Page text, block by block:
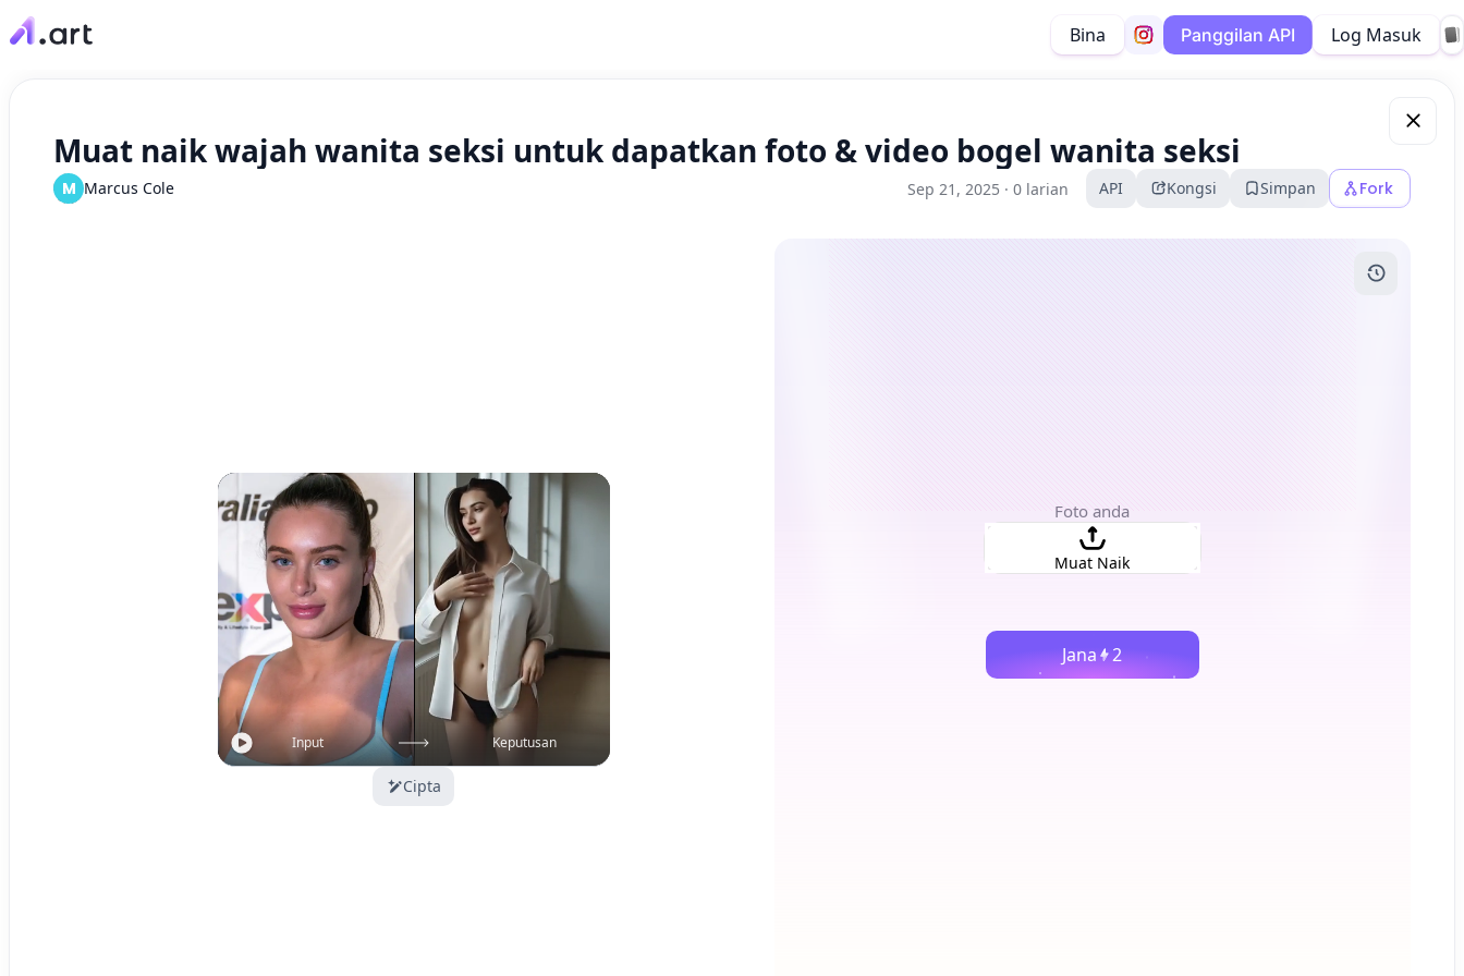
Bina Panggilan API Log Masuk
Muat naik wajah wanita seksi untuk dapatkan foto & video bogel wanita seksi
M Marcus Cole Sep 21, 2025 · 0 larian API Kongsi Simpan Fork
Input Keputusan
Cipta
Foto anda
Muat Naik
Jana 2